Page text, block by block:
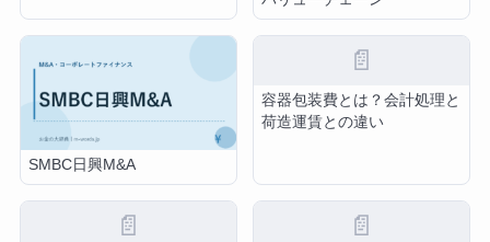
SMBC日興M&A
📄
容器包装費とは？会計処理と
荷造運賃との違い
📄 📄